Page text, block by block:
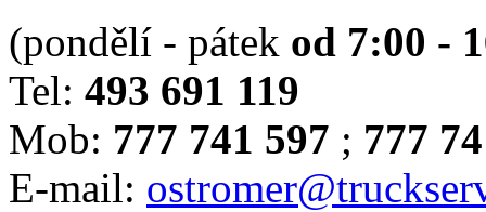
(pondělí - pátek od 7:00 -
Tel: 493 691 119
Mob: 777 741 597 ; 777
E-mail: